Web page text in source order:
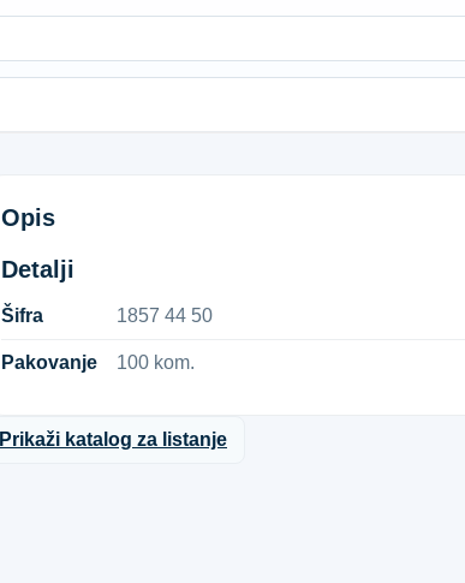
NAV.KUKA TIP"S" ZA DRVO 4,4X50
Opis
Detalji
Šifra 1​8​5​7​ ​4​4​ ​5​0​
Pakovanje 100 kom.
Prikaži katalog za listanje